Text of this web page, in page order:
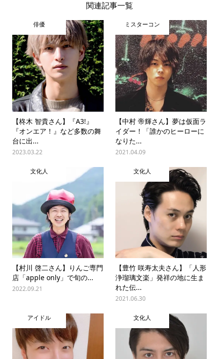
関連記事一覧
俳優
【柊木 智貴さん】『A3!』
『オンエア！』など多数の舞
台に出...
2023.03.22
ミスターコン
【中村 帝輝さん】夢は仮面ラ
イダー！「誰かのヒーローに
なりた...
2021.04.09
文化人
【村川 啓二さん】りんご専門
店「apple only」で旬の...
2022.09.21
文化人
【豊竹 咲寿太夫さん】「人形
浄瑠璃文楽」発祥の地に生ま
れた伝...
2021.06.30
アイドル 文化人